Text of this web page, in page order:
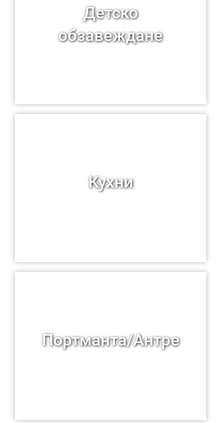
Детско
обзавеждане
Кухни
Портманта/Антре